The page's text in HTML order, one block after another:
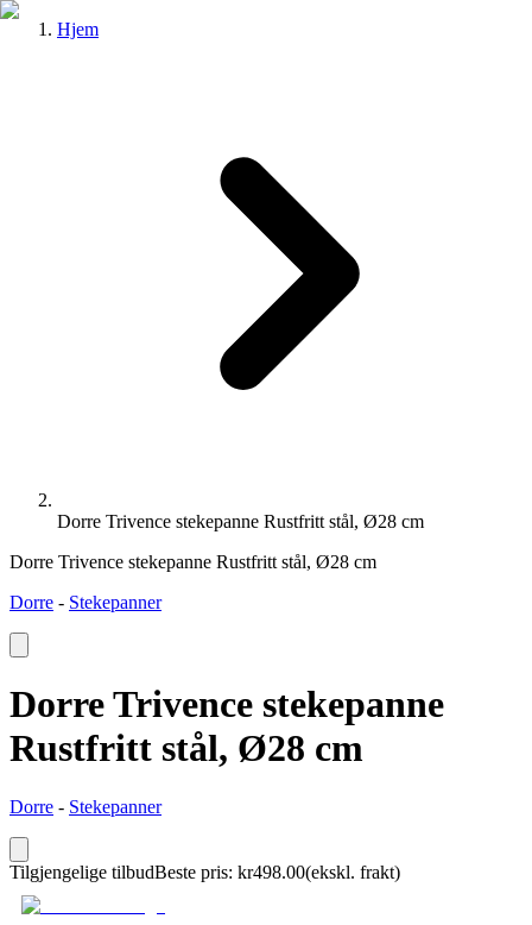
Hjem
Dorre Trivence stekepanne Rustfritt stål, Ø28 cm
Dorre Trivence stekepanne Rustfritt stål, Ø28 cm
Dorre - Stekepanner
Dorre Trivence stekepanne
Rustfritt stål, Ø28 cm
Dorre - Stekepanner
Tilgjengelige tilbudBeste pris: kr498.00(ekskl. frakt)